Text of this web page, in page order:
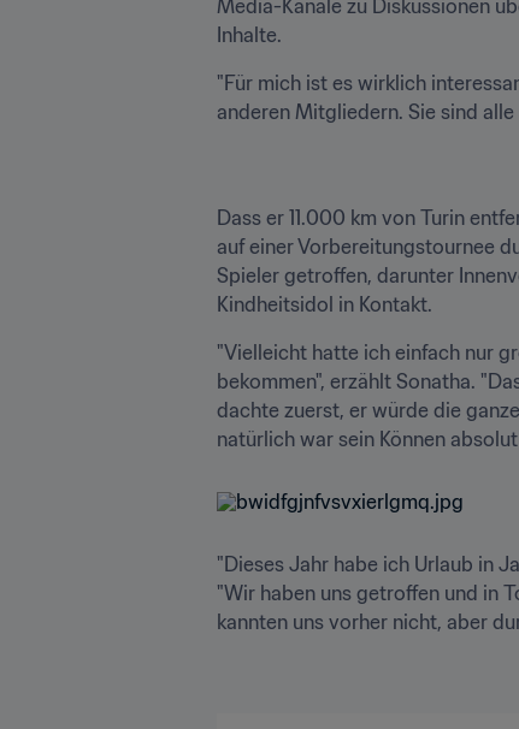
Media-Kanäle zu Diskussionen
Inhalte.
"Für mich ist es wirklich
anderen Mitgliedern. Sie sind
Dass er 11.000 km von Turin
auf einer Vorbereitungstournee
Spieler getroffen, darunter
Kindheitsidol in Kontakt.
"Vielleicht hatte ich einfach nur
bekommen", erzählt Sonatha.
dachte zuerst, er würde die
natürlich war sein Können
"Dieses Jahr habe ich Urlaub in
"Wir haben uns getroffen und in
kannten uns vorher nicht, aber